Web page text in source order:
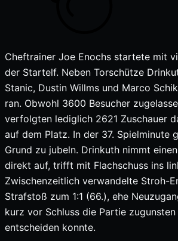
Cheftrainer Joe Enochs startete mit
der Startelf. Neben Torschütze
Stanic, Dustin Willms und Marco
ran. Obwohl 3600 Besucher
verfolgten lediglich 2621 Zuschauer
auf dem Platz. In der 37. Spielminute
Grund zu jubeln. Drinkuth nimmt
direkt auf, trifft mit Flachschuss ins
Zwischenzeitlich verwandelte Stroh-
Strafstoß zum 1:1 (66.), ehe
kurz vor Schluss die Partie zugunsten
entscheiden konnte.